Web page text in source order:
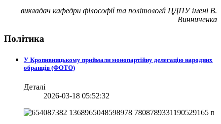
викладач кафедри філософії та політології ЦДПУ імені В.
Винниченка
Політика
У Кропивницькому приймали монопартійну делегацію народних
обранців (ФОТО)
Деталі
2026-03-18 05:52:32